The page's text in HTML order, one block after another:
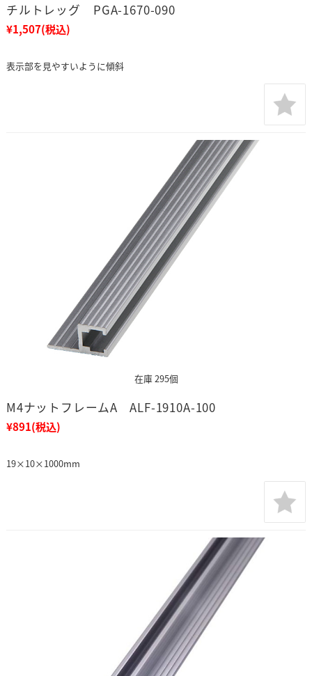
チルトレッグ PGA-1670-090
¥1,507(税込)
表示部を見やすいように傾斜
在庫 295個
M4ナットフレームA ALF-1910A-100
¥891(税込)
19×10×1000mm